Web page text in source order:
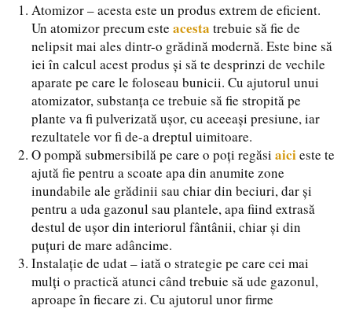
Atomizor – acesta este un produs extrem de eficient.
Un atomizor precum este acesta trebuie să fie de
nelipsit mai ales dintr-o grădină modernă. Este bine să
iei în calcul acest produs și să te desprinzi de vechile
aparate pe care le foloseau bunicii. Cu ajutorul unui
atomizator, substanța ce trebuie să fie stropită pe
plante va fi pulverizată ușor, cu aceeași presiune, iar
rezultatele vor fi de-a dreptul uimitoare.
O pompă submersibilă pe care o poți regăsi aicieste te
ajută fie pentru a scoate apa din anumite zone
inundabile ale grădinii sau chiar din beciuri, dar și
pentru a uda gazonul sau plantele, apa fiind extrasă
destul de ușor din interiorul fântânii, chiar și din
puțuri de mare adâncime.
Instalație de udat – iată o strategie pe care cei mai
mulți o practică atunci când trebuie să ude gazonul,
aproape în fiecare zi. Cu ajutorul unor firme